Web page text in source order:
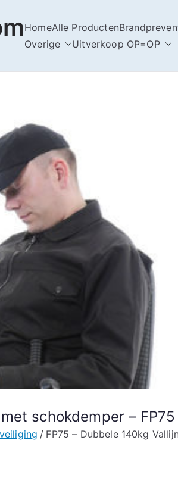
HomeAlle Producten
Overige
Uitverkoop OP=OP
schokdemper –
FP75 – Dubbele 140kg